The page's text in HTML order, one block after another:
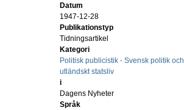
Datum
1947-12-28
Publikationstyp
Tidningsartikel
Kategori
Politisk publicistik - Svensk politik och
utländskt statsliv
i
Dagens Nyheter
Språk